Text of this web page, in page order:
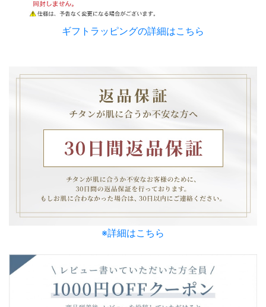
ギフトラッピングの詳細はこちら
※詳細はこちら